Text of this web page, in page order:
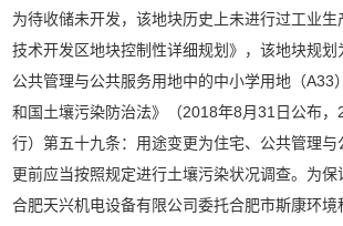
为待收储未开发，该地块历史上未进行过工业
技术开发区地块控制性详细规划》，该地块规划
公共管理与公共服务用地中的中小学用地（A33
和国土壤污染防治法》（2018年8月31日公布
行）第五十九条：用途变更为住宅、公共管理与
更前应当按照规定进行土壤污染状况调查。为保
合肥天兴机电设备有限公司委托合肥市斯康环